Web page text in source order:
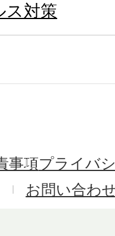
ス対策
事項プライバ
お問い合わ